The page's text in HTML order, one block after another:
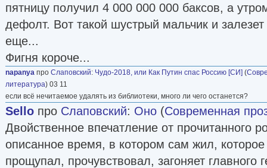
пятницу получил 4 000 000 000 баксов, а
дефолт. Вот такой шустрый мальчик и
еще...
Фигня короче...
napanya про Слаповский: Чудо-2018, или Как Путин спас Россию [СИ] (
литература) 03 11
если всё нечитаемое удалять из библиотеки, много ли чего останется?
Sello про Слаповский: Оно (Современная
Двойственное впечатление от прочитанного
описанное время, в котором сам жил,
прощупал, прочувствовал, загоняет главного